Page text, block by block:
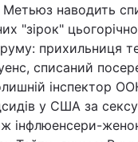
наводить
"зірок"
прихильниця
списаний
інспектор
у США за
інфлюенсери-